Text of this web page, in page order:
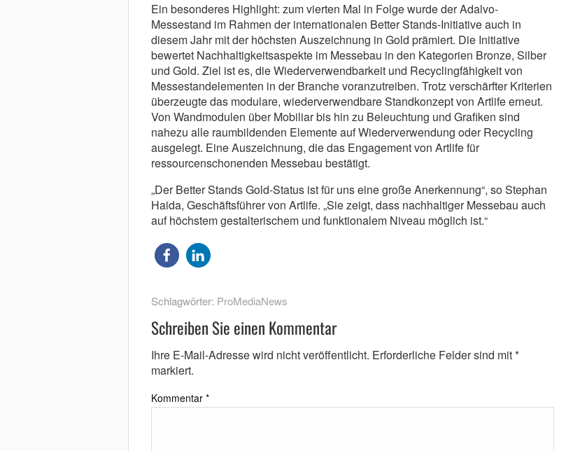
Ein besonderes Highlight: zum vierten Mal in Folge wurde der Adalvo-
Messestand im Rahmen der internationalen Better Stands-Initiative auch in
diesem Jahr mit der höchsten Auszeichnung in Gold prämiert. Die Initiative
bewertet Nachhaltigkeitsaspekte im Messebau in den Kategorien Bronze, Silber
und Gold. Ziel ist es, die Wiederverwendbarkeit und Recyclingfähigkeit von
Messestandelementen in der Branche voranzutreiben. Trotz verschärfter Kriterien
überzeugte das modulare, wiederverwendbare Standkonzept von Artlife erneut.
Von Wandmodulen über Mobiliar bis hin zu Beleuchtung und Grafiken sind
nahezu alle raumbildenden Elemente auf Wiederverwendung oder Recycling
ausgelegt. Eine Auszeichnung, die das Engagement von Artlife für
ressourcenschonenden Messebau bestätigt.
„Der Better Stands Gold-Status ist für uns eine große Anerkennung“, so Stephan
Haida, Geschäftsführer von Artlife. „Sie zeigt, dass nachhaltiger Messebau auch
auf höchstem gestalterischem und funktionalem Niveau möglich ist.“
Schlagwörter: ProMediaNews
Schreiben Sie einen Kommentar
Ihre E-Mail-Adresse wird nicht veröffentlicht. Erforderliche Felder sind mit*
markiert.
Kommentar *